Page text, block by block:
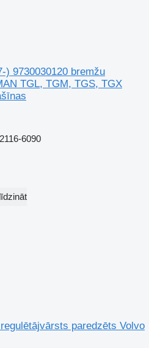
) 9730030120 bremžu
TGL, TGM, TGS, TGX
6090
paredzēts Volvo